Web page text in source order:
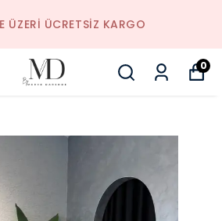
ÜCRETSIZ KARGO
0